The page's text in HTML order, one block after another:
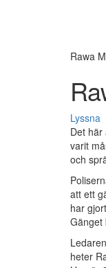
Rawa
Lyssna
Det
varit
och
att ett
har
Gänget
heter